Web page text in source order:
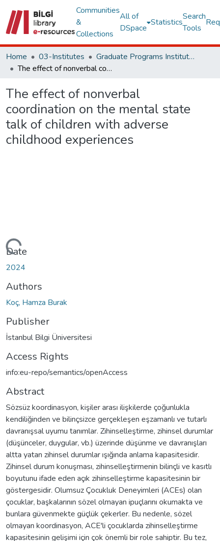
Communities
&
Collections
All of
DSpace
Statistics
Search
Tools
Home 03-Institutes
Graduate Programs Institute Thesis Collection
The effect of nonverbal coordination on the mental state talk of children with adverse childhood experiences
The effect of nonverbal
coordination on the mental state
talk of children with adverse
childhood experiences
Date
2024
Authors
Koç, Hamza Burak
Publisher
İstanbul Bilgi Üniversitesi
Access Rights
info:eu-repo/semantics/openAccess
Abstract
Sözsüz koordinasyon, kişiler arası ilişkilerde çoğunlukla
kendiliğinden ve bilinçsizce gerçekleşen eşzamanlı ve tutarlı
davranışsal uyumu tanımlar. Zihinselleştirme, zihinsel durumlar
(düşünceler, duygular, vb.) üzerinde düşünme ve davranışları
altta yatan zihinsel durumlar ışığında anlama kapasitesidir.
Zihinsel durum konuşması, zihinselleştirmenin bilinçli ve kasıtlı
boyutunu ifade eden açık zihinselleştirme kapasitesinin bir
göstergesidir. Olumsuz Çocukluk Deneyimleri (ACEs) olan
çocuklar, başkalarının sözel olmayan ipuçlarını okumakta ve
bunlara güvenmekte güçlük çekerler. Bu nedenle, sözel
olmayan koordinasyon, ACE'li çocuklarda zihinselleştirme
kapasitesinin gelişimi için çok önemli bir role sahiptir. Bu tez,